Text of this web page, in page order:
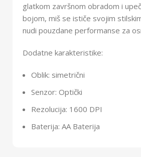
glatkom završnom obradom i
bojom, miš se ističe svojim
nudi pouzdane performanse za
Dodatne karakteristike:
Oblik: simetrični
Senzor: Optički
Rezolucija: 1600 DPI
Baterija: AA Baterija